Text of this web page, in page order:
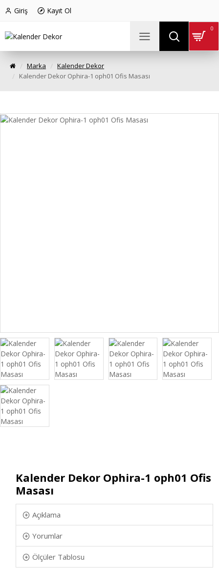
Giriş Kayıt Ol
0
Marka
Kalender Dekor
Kalender Dekor Ophira-1 oph01 Ofis Masası
Kalender Dekor Ophira-1 oph01 Ofis
Masası
Açıklama
Yorumlar
Ölçüler Tablosu